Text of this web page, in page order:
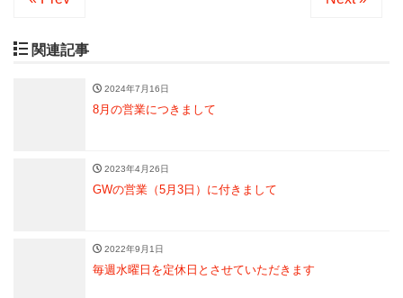
関連記事
2024年7月16日
8月の営業につきまして
2023年4月26日
GWの営業（5月3日）に付きまして
2022年9月1日
毎週水曜日を定休日とさせていただきます